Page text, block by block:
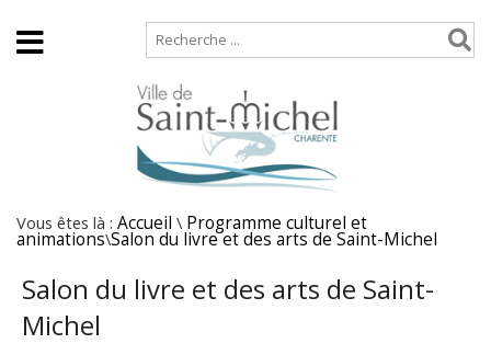
Vous êtes là : Accueil \ Programme culturel et
animations\Salon du livre et des arts de Saint-Michel
Salon du livre et des arts de Saint-
Michel